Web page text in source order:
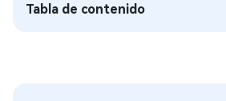
Tabla de contenido